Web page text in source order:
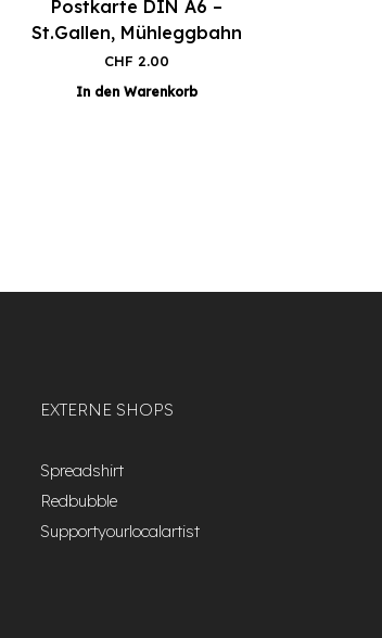
Postkarte DIN A6 –
St.Gallen, Mühleggbahn
CHF 2.00
In den Warenkorb
EXTERNE SHOPS
Spreadshirt
Redbubble
Supportyourlocalartist